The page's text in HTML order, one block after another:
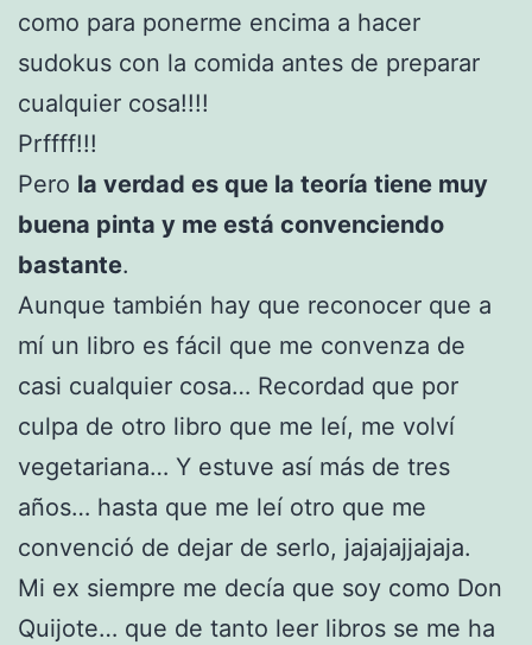
como para ponerme encima a hacer
sudokus con la comida antes de preparar
cualquier cosa!!!!
Prffff!!!
Pero la verdad es que la teoría tiene muy
buena pinta y me está convenciendo
bastante.
Aunque también hay que reconocer que a
mí un libro es fácil que me convenza de
casi cualquier cosa… Recordad que por
culpa de otro libro que me leí, me volví
vegetariana… Y estuve así más de tres
años… hasta que me leí otro que me
convenció de dejar de serlo, jajajajjajaja.
Mi ex siempre me decía que soy como Don
Quijote… que de tanto leer libros se me ha